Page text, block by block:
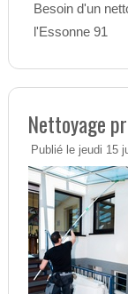
Besoin d'un
l'Essonne 91
Nettoyage
Publié le jeudi 15